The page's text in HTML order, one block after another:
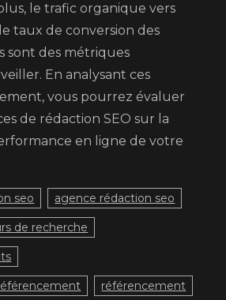
le trafic organique vers
taux de conversion des
sont des métriques
En analysant ces
vous pourrez évaluer
de rédaction SEO sur la
en ligne de votre
seo agence rédaction seo
de recherche
référencement